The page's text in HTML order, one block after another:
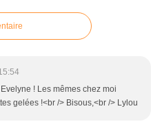
! Les mêmes chez moi
gelées !<br /> Bisous,<br /> Lylou